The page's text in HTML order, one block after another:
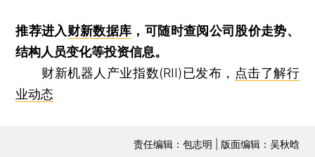
推荐进入财新数据库 ，可随时查阅公司股价走势、
结构人员变化等投资信息。
财新机器人产业指数(RII)已发布， 点击了解行
业动态
责任编辑：包志明 | 版面编辑：吴秋晗